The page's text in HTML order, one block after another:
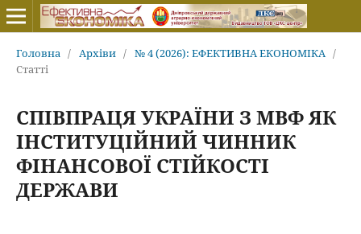
Головна / Архіви / № 4 (2026): ЕФЕКТИВНА ЕКОНОМІКА /
Статті
СПІВПРАЦЯ УКРАЇНИ З МВФ ЯК
ІНСТИТУЦІЙНИЙ ЧИННИК
ФІНАНСОВОЇ СТІЙКОСТІ
ДЕРЖАВИ